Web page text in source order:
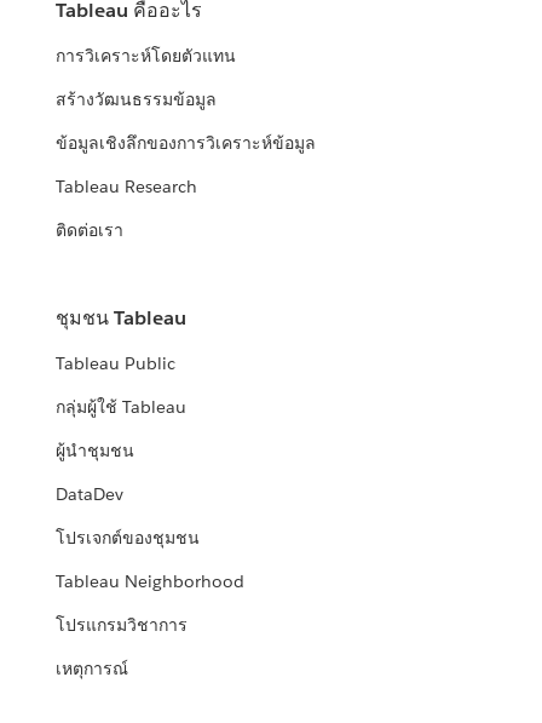
Tableau คืออะไร
การวิเคราะห์โดยตัวแทน
สร้างวัฒนธรรมข้อมูล
ข้อมูลเชิงลึกของการวิเคราะห์ข้อมูล
Tableau Research
ติดต่อเรา
ชุมชน Tableau
Tableau Public
กลุ่มผู้ใช้ Tableau
ผู้นำชุมชน
DataDev
โปรเจกต์ของชุมชน
Tableau Neighborhood
โปรแกรมวิชาการ
เหตุการณ์